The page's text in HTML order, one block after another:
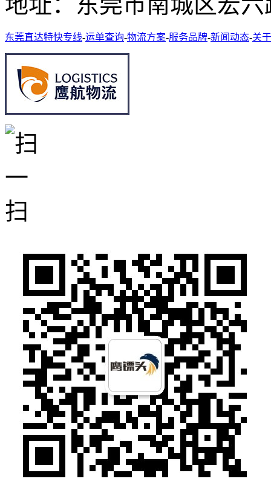
东莞直达特快专线-运单查询-物流方案-服务品牌-新闻动态-关